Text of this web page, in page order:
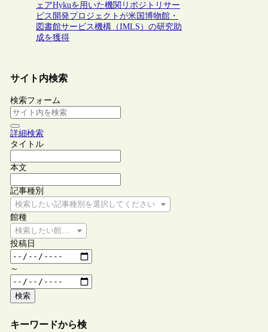
ェアHykuを用いた機関リポジトリサー
ビス開発プロジェクトが米国博物館・
図書館サービス機構（IMLS）の研究助
成を獲得
サイト内検索
検索フォーム
詳細検索
タイトル
本文
記事種別
検索したい記事種別を選択してください
館種
検索したい館種を選択してください
投稿日
～
検索
キーワードから検